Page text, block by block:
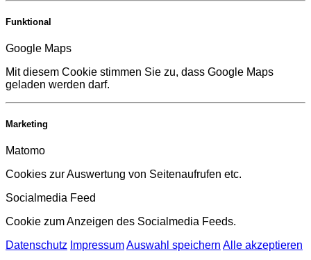
Funktional
Google Maps
Mit diesem Cookie stimmen Sie zu, dass Google Maps
geladen werden darf.
Marketing
Matomo
Cookies zur Auswertung von Seitenaufrufen etc.
Socialmedia Feed
Cookie zum Anzeigen des Socialmedia Feeds.
Datenschutz ImpressumAuswahl speichern Alle akzeptieren